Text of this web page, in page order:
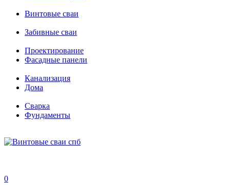
Винтовые сваи
Забивные сваи
Проектирование
Фасадные панели
Канализация
Дома
Сварка
Фундаменты
0